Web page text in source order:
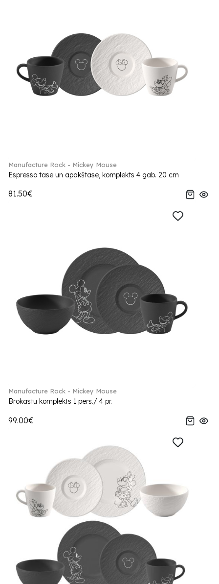
Manufacture Rock - Mickey Mouse
Espresso tase un apakštase, komplekts 4 gab. 20 cm
81.50€
Manufacture Rock - Mickey Mouse
Brokastu komplekts 1 pers./ 4 pr.
99.00€